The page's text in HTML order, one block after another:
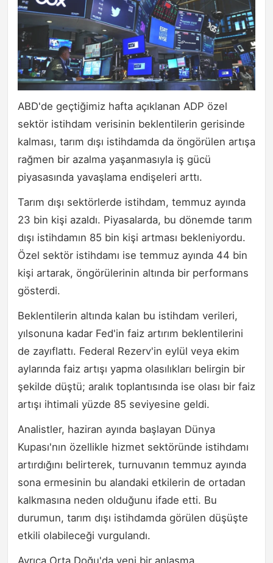
ABD'de geçtiğimiz hafta açıklanan ADP özel
sektör istihdam verisinin beklentilerin gerisinde
kalması, tarım dışı istihdamda da öngörülen artışa
rağmen bir azalma yaşanmasıyla iş gücü
piyasasında yavaşlama endişeleri arttı.
Tarım dışı sektörlerde istihdam, temmuz ayında
23 bin kişi azaldı. Piyasalarda, bu dönemde tarım
dışı istihdamın 85 bin kişi artması bekleniyordu.
Özel sektör istihdamı ise temmuz ayında 44 bin
kişi artarak, öngörülerinin altında bir performans
gösterdi.
Beklentilerin altında kalan bu istihdam verileri,
yılsonuna kadar Fed'in faiz artırım beklentilerini
de zayıflattı. Federal Rezerv'in eylül veya ekim
aylarında faiz artışı yapma olasılıkları belirgin bir
şekilde düştü; aralık toplantısında ise olası bir faiz
artışı ihtimali yüzde 85 seviyesine geldi.
Analistler, haziran ayında başlayan Dünya
Kupası'nın özellikle hizmet sektöründe istihdamı
artırdığını belirterek, turnuvanın temmuz ayında
sona ermesinin bu alandaki etkilerin de ortadan
kalkmasına neden olduğunu ifade etti. Bu
durumun, tarım dışı istihdamda görülen düşüşte
etkili olabileceği vurgulandı.
Ayrıca Orta Doğu'da yeni bir anlaşma